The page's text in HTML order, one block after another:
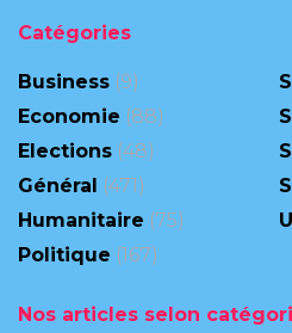
Catégories
Business (9)
Economie (88)
Elections (48)
Général
(471)
Humanitaire (75)
Politique (167)
Nos articles selon